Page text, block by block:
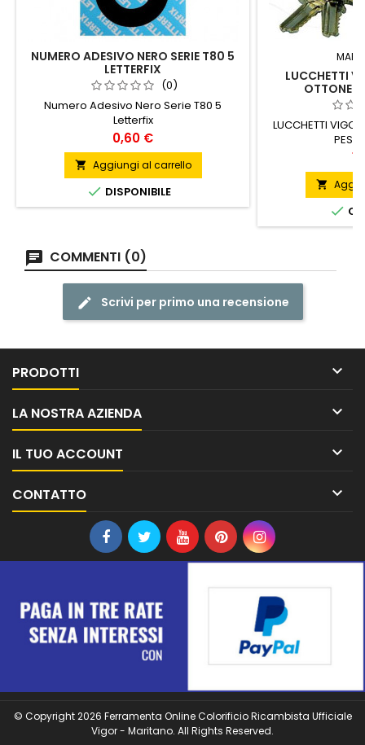
NUMERO ADESIVO NERO SERIE T80 5
LETTERFIX
(0)
Numero Adesivo Nero Serie T80 5
Letterfix
Prezzo
0,60 €
 Aggiungi al carrello
 DISPONIBILE
LUCCHETTI
OTTONE
LUCCHETTI


COMMENTI (0)
Scrivi per primo una recensione
PRODOTTI 
LA NOSTRA AZIENDA 
IL TUO ACCOUNT 
CONTATTO 
© Copyright 2026 Ferramenta Online Colorificio Ricambista Ufficiale
Vigor - Maritano. All Rights Reserved.